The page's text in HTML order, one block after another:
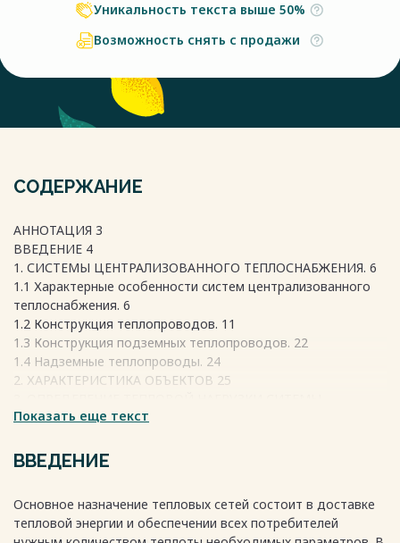
Уникальность текста выше 50%
Возможность снять с продажи
СОДЕРЖАНИЕ
АННОТАЦИЯ 3
ВВЕДЕНИЕ 4
1. СИСТЕМЫ ЦЕНТРАЛИЗОВАННОГО ТЕПЛОСНАБЖЕНИЯ. 6
1.1 Характерные особенности систем централизованного
теплоснабжения. 6
1.2 Конструкция теплопроводов. 11
1.3 Конструкция подземных теплопроводов. 22
1.4 Надземные теплопроводы. 24
2. ХАРАКТЕРИСТИКА ОБЪЕКТОВ 25
ТЕПЛОСНАБЖЕНИЯ 28
3.2 Расчет графика теплопотребления 37
3.3 Расчет графика центрального качественного
4. ГИДРАВЛИЧЕСКИЙ РАСЧЕТ ТЕПЛОВОЙ СЕТИ 46
4.1 Гидравлический расчет трубопроводов 47
Показать еще текст
ВВЕДЕНИЕ
Основное назначение тепловых сетей состоит в доставке
тепловой энергии и обеспечении всех потребителей